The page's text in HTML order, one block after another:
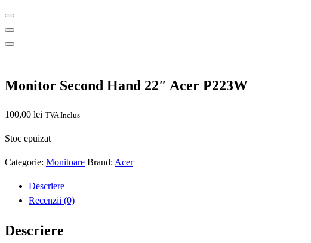
Monitor Second Hand 22″ Acer P223W
100,00 lei TVA Inclus
Stoc epuizat
Categorie: Monitoare Brand: Acer
Descriere
Recenzii (0)
Descriere